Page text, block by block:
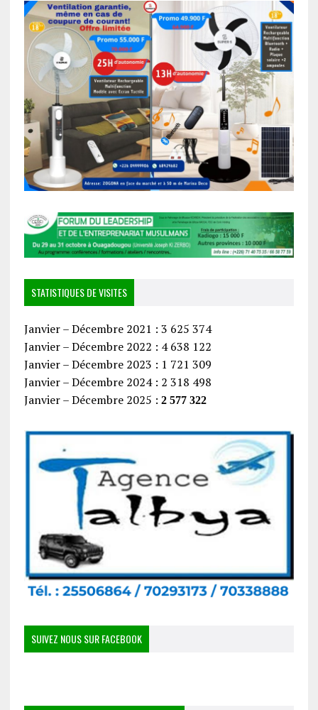
STATISTIQUES DE VISITES
Janvier – Décembre 2021 : 3 625 374
Janvier – Décembre 2022 : 4 638 122
Janvier – Décembre 2023 : 1 721 309
Janvier – Décembre 2024 : 2 318 498
Janvier – Décembre 2025 : 2 577 322
SUIVEZ NOUS SUR FACEBOOK